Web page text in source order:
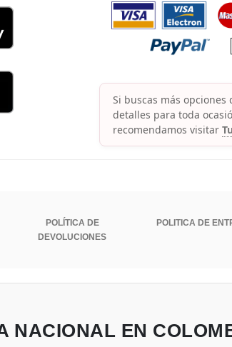
Si buscas más opciones
detalles para toda
recomendamos visitar
POLÍTICA DE
DEVOLUCIONES
POLITICA DE
NACIONAL EN